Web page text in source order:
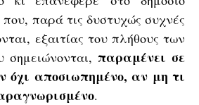
παρά τις δυστυχώς συχνές
εξαιτίας του πλήθους των
σημειώνονται, παραμένει σε
όχι αποσιωπημένο, αν μη τι
.